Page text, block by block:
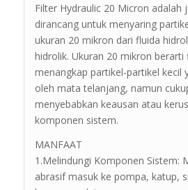
Filter Hydraulic 20 Micron adalah
dirancang untuk menyaring
ukuran 20 mikron dari fluida
hidrolik. Ukuran 20 mikron berarti
menangkap partikel-partikel kecil
oleh mata telanjang, namun
menyebabkan keausan atau
komponen sistem.
MANFAAT
1.Melindungi Komponen Sistem:
abrasif masuk ke pompa, katup,